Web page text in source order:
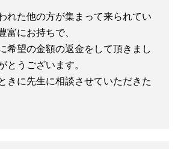
れた他の方が集まって来られてい
富にお持ちで、
希望の金額の返金をして頂きまし
とうございます。
きに先生に相談させていただきた